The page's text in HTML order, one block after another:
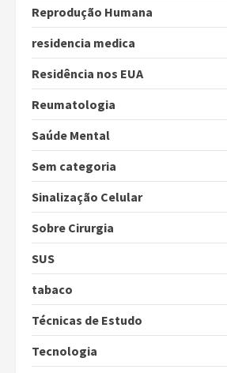
Reprodução Humana
residencia medica
Residência nos EUA
Reumatologia
Saúde Mental
Sem categoria
Sinalização Celular
Sobre Cirurgia
SUS
tabaco
Técnicas de Estudo
Tecnologia